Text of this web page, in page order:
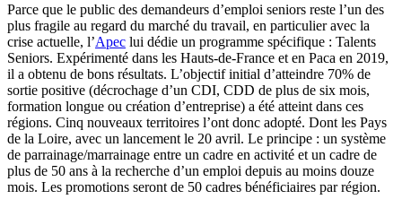
Parce que le public des demandeurs d’emploi seniors reste l’un des
plus fragile au regard du marché du travail, en particulier avec la
crise actuelle, l’Apec lui dédie un programme spécifique : Talents
Seniors. Expérimenté dans les Hauts-de-France et en Paca en 2019,
il a obtenu de bons résultats. L’objectif initial d’atteindre 70% de
sortie positive (décrochage d’un CDI, CDD de plus de six mois,
formation longue ou création d’entreprise) a été atteint dans ces
régions. Cinq nouveaux territoires l’ont donc adopté. Dont les Pays
de la Loire, avec un lancement le 20 avril. Le principe : un système
de parrainage/marrainage entre un cadre en activité et un cadre de
plus de 50 ans à la recherche d’un emploi depuis au moins douze
mois. Les promotions seront de 50 cadres bénéficiaires par région.